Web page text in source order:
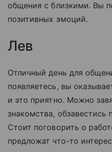
общения с близкими. Вы
позитивных эмоций.
Лев
Отличный день для
появляетесь, вы
и это приятно. Можно
знакомства, обзавестись
Стоит поговорить о
предложат что-то